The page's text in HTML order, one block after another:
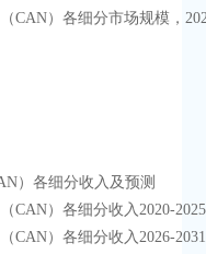
域网（CAN）各细分市场规模，
）各细分收入及预测
域网（CAN）各细分收入2020-2025
域网（CAN）各细分收入2026-2031